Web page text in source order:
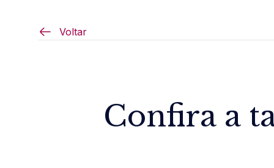
Pedagogia Inaciana
Voltar
Confira a